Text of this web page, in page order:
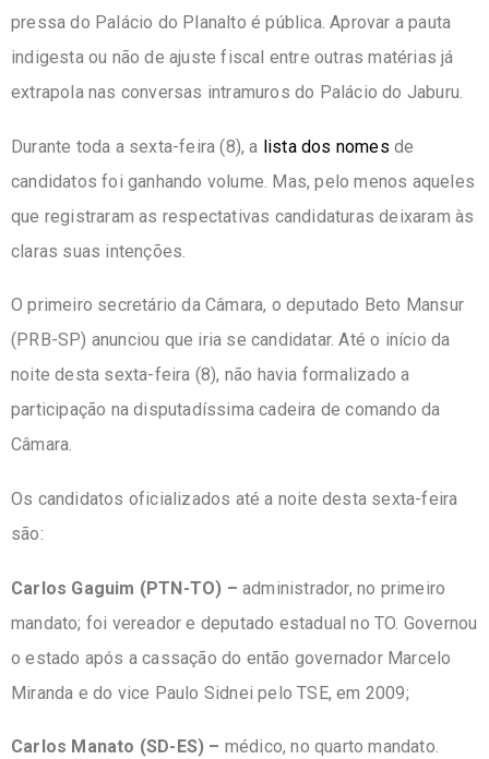
pressa do Palácio do Planalto é pública. Aprovar a pauta
indigesta ou não de ajuste fiscal entre outras matérias já
extrapola nas conversas intramuros do Palácio do Jaburu.
Durante toda a sexta-feira (8), a lista dos nomes de
candidatos foi ganhando volume. Mas, pelo menos aqueles
que registraram as respectativas candidaturas deixaram às
claras suas intenções.
O primeiro secretário da Câmara, o deputado Beto Mansur
(PRB-SP) anunciou que iria se candidatar. Até o início da
noite desta sexta-feira (8), não havia formalizado a
participação na disputadíssima cadeira de comando da
Câmara.
Os candidatos oficializados até a noite desta sexta-feira
são:
Carlos Gaguim (PTN-TO) – administrador, no primeiro
mandato; foi vereador e deputado estadual no TO. Governou
o estado após a cassação do então governador Marcelo
Miranda e do vice Paulo Sidnei pelo TSE, em 2009;
Carlos Manato (SD-ES) – médico, no quarto mandato.